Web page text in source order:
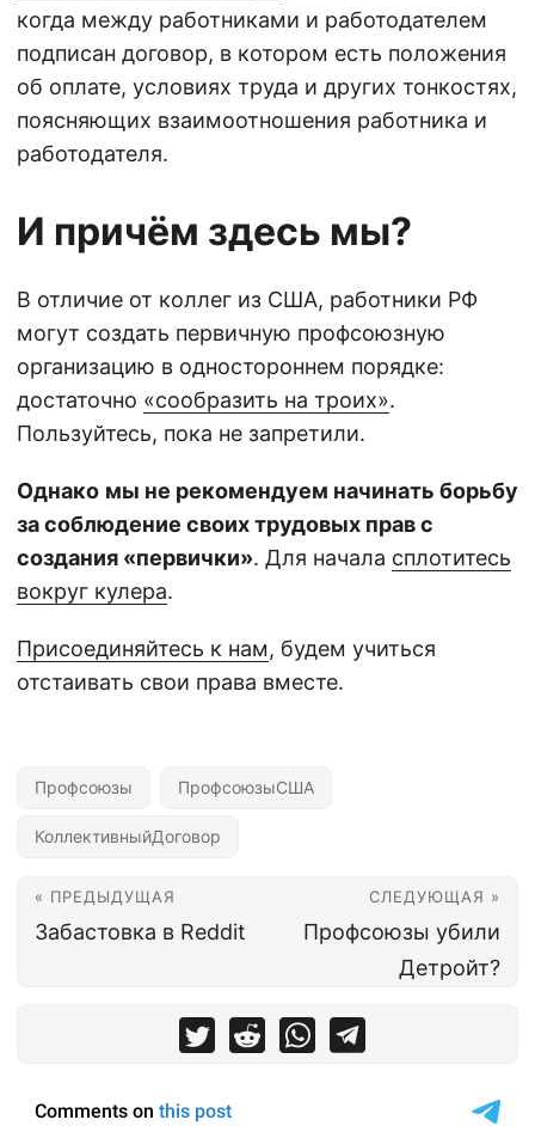
когда между работниками и работодателем
подписан договор, в котором есть положения
об оплате, условиях труда и других тонкостях,
поясняющих взаимоотношения работника и
работодателя.
И причём здесь мы?
В отличие от коллег из США, работники РФ
могут создать первичную профсоюзную
организацию в одностороннем порядке:
достаточно «сообразить на троих».
Пользуйтесь, пока не запретили.
Однако мы не рекомендуем начинать борьбу
за соблюдение своих трудовых прав с
создания «первички». Для начала сплотитесь
вокруг кулера.
Присоединяйтесь к нам, будем учиться
отстаивать свои права вместе.
Профсоюзы ПрофсоюзыСША
КоллективныйДоговор
« ПРЕДЫДУЩАЯ
Забастовка в Reddit
СЛЕДУЮЩАЯ »
Профсоюзы убили
Детройт?